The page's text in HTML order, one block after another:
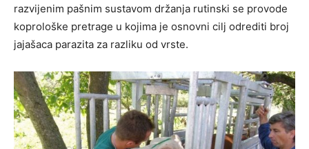
razvijenim pašnim sustavom držanja rutinski se provode
koprološke pretrage u kojima je osnovni cilj odrediti broj
jajašaca parazita za razliku od vrste.